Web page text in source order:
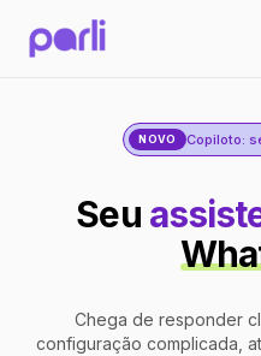
NOVO Copiloto:
Seu
Chega de responder
configuração complicada,